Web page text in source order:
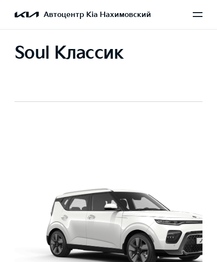
Автоцентр Kia Нахимовский
Soul Классик